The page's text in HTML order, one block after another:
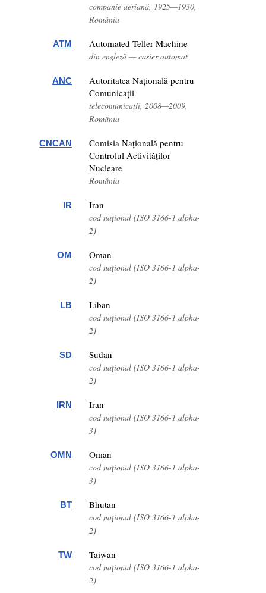
companie aeriană, 1925—1930,
România
ATM Automated Teller Machine
din engleză — casier automat
ANC
Autoritatea Națională pentru
Comunicații
telecomunicații, 2008—2009,
România
CNCAN
Comisia Națională pentru
Controlul Activităților
Nucleare
România
IR Iran
cod național (ISO 3166-1 alpha-
2)
OM Oman
cod național (ISO 3166-1 alpha-
2)
LB Liban
cod național (ISO 3166-1 alpha-
2)
SD Sudan
cod național (ISO 3166-1 alpha-
2)
IRN Iran
cod național (ISO 3166-1 alpha-
3)
OMN Oman
cod național (ISO 3166-1 alpha-
3)
BT Bhutan
cod național (ISO 3166-1 alpha-
2)
TW Taiwan
cod național (ISO 3166-1 alpha-
2)